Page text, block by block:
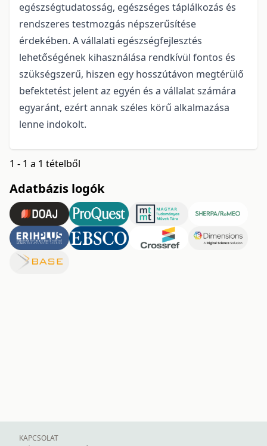
egészségtudatosság, egészséges táplálkozás és
rendszeres testmozgás népszerűsítése
érdekében. A vállalati egészségfejlesztés
lehetőségének kihasználása rendkívül fontos és
szükségszerű, hiszen egy hosszútávon megtérülő
befektetést jelent az egyén és a vállalat számára
egyaránt, ezért annak széles körű alkalmazása
lenne indokolt.
1 - 1 a 1 tételből
Adatbázis logók
KAPCSOLAT